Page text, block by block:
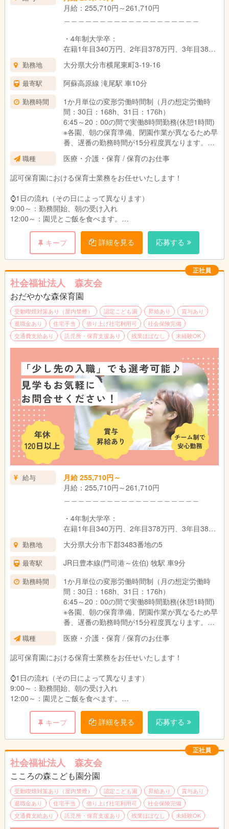
円、年度末に年度末賞与1.0か月分支給実績あり
月給：255,710円～261,710円
・4年制大学卒：
在籍1年目340万円、2年目378万円、3年目382
万円
・3年制短大・専門卒：
在籍1年目336万円、2年目366万円、3年目378
万円
・2年制短大・専門卒：
在籍1年目332万円、2年目361万円、3年目373
万円
・4年生大学卒：月給261,710円
・2年制短大・専門卒：月給255,710円
給与詳細：
・基本給：167,391円～172,791円
・処遇改善Ⅰ手当：47,697円～47,697円
・処遇改善Ⅱ手当：5,039円～5,039円
・大分市加算手当：998円
・固定残業代15時間分：25,586円～26,186円
※固定残業代は時間外労働の有無にかかわらず、
15時間分を支給。超過分は追加支給
※上記手当に関しては国、行政の事業により変更
する場合あり
別途支給
・役職手当：10,500円～31,000円（主任・副主
任、フロアリーダー）
・通勤手当：公共交通機関利用:定期代 自家用
車:上限16,500円
・こども手当：1.2人目は毎月7,500円。3人目以
降は毎月15,000円（支給条件あり）
・家賃手当(借上げ社宅制度適用対象外の場合)上
限20,000円
＿＿＿＿＿＿＿＿＿＿＿＿＿＿＿＿＿＿＿
昇給：年1回 （法人内規程による）
賞与：年2回（基本給3ヵ月分） ※初年度は1.5
ヵ月✨令和6年度は夏に業績連動賞与 一律14万
円、年度末に年度末賞与1.0か月分支給実績あり
勤務地 大分県大分市横尾東町3-19-16
最寄駅 阿蘇高原線 滝尾駅 車10分
勤務時間
1か月単位の変形労働時間制（月の想定労働時
間：30日：168h、31日：176h）
6:45～20：00の間で実働8時間勤務(休憩1時間)
※各園、朝の保育準備、閉園作業が異なるため早
番、遅番の勤務時間が15分程度異なります。
シフト例：
・6:45～15:45
・8:00～17:00
・9:00～18:00
・10:00～19:00
・11:00～20:00
※土曜日出勤：月に2~3度程度
職種
医療・介護・保育 / 保育のお仕事
認可保育園における保育士業務をお任せいたします！
⌚1日の流れ（その日によって異なります）
9:00～：勤務開始、朝の受け入れ
12:00～：園児とご飯を食べます。
13:00～：休憩
14:00～：午睡見守り
15:00～：おやつの配膳
17:00～：降園、引き渡し
18:00：勤務終了
★昼食350円（おやつ付き）
★動きやすい服装で勤務OK!（制服等はございません。）
★実地試験なし
※仕事内容の変更範囲（法人の定める業務）
キープ 詳細を見る 応募する
正社員
社会福祉法人 森友会
おだやかな森保育園
受動喫煙対策あり（屋内禁煙） 認定こども園 昇給あり
賞与あり
退職金あり
住宅手当 借り上げ社宅利用可
社会保険完備
交通費支給あり
託児所・保育支援あり 残業ほぼなし 未経験OK
給与
月給 255,710円～
月給：255,710円～261,710円
・4年制大学卒：
在籍1年目340万円、2年目378万円、3年目382
・3年制短大・専門卒：
在籍1年目336万円、2年目366万円、3年目378
万円
・2年制短大・専門卒：
在籍1年目332万円、2年目361万円、3年目373
万円
・4年生大学卒：月給261,710円
・2年制短大・専門卒：月給255,710円
給与詳細：
・基本給：167,391円～172,791円
・処遇改善Ⅰ手当：47,697円～47,697円
・処遇改善Ⅱ手当：5,039円～5,039円
・処遇改善Ⅲ手当：8,999円～8,999円
・大分市加算手当：998円
・固定残業代15時間分：25,586円～26,186円
※固定残業代は時間外労働の有無にかかわらず、
15時間分を支給。超過分は追加支給
※上記手当に関しては国、行政の事業により変更
する場合あり
勤務地 大分県大分市下郡3483番地の5
最寄駅 JR日豊本線(門司港～佐伯) 牧駅 車9分
勤務時間
1か月単位の変形労働時間制（月の想定労働時
間：30日：168h、31日：176h）
6:45～20：00の間で実働8時間勤務(休憩1時間)
※各園、朝の保育準備、閉園作業が異なるため早
番、遅番の勤務時間が15分程度異なります。
シフト例：
・6:45～15:45
・8:00～17:00
・9:00～18:00
・10:00～19:00
・11:00～20:00
※土曜日出勤：月に2~3度程度
職種
医療・介護・保育 / 保育のお仕事
認可保育園における保育士業務をお任せいたします！
⌚1日の流れ（その日によって異なります）
9:00～：勤務開始、朝の受け入れ
12:00～：園児とご飯を食べます。
14:00～：午睡見守り
15:00～：おやつの配膳
17:00～：降園、引き渡し
18:00：勤務終了
★昼食350円（おやつ付き）
★動きやすい服装で勤務OK!（制服等はございません。）
★実地試験なし
※仕事内容の変更範囲（法人の定める業務）
キープ 詳細を見る 応募する
正社員
社会福祉法人 森友会
こころの森こども園分園
受動喫煙対策あり（屋内禁煙） 認定こども園 昇給あり
賞与あり
退職金あり
住宅手当 借り上げ社宅利用可
社会保険完備
交通費支給あり
託児所・保育支援あり 残業ほぼなし 未経験OK